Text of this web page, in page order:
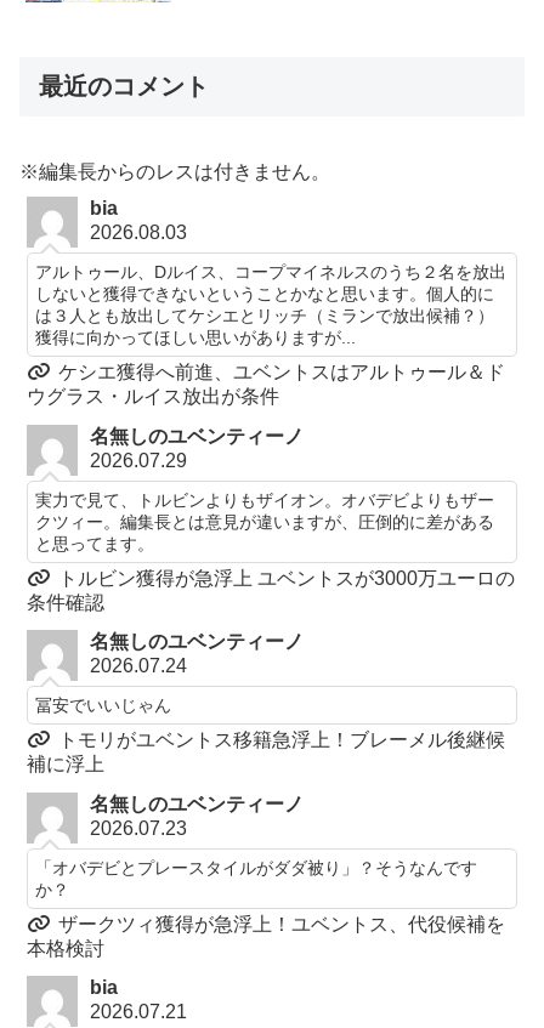
最近のコメント
※編集長からのレスは付きません。
bia
2026.08.03
アルトゥール、Dルイス、コープマイネルスのうち２名を放出
しないと獲得できないということかなと思います。個人的に
は３人とも放出してケシエとリッチ（ミランで放出候補？）
獲得に向かってほしい思いがありますが...
ケシエ獲得へ前進、ユベントスはアルトゥール＆ド
ウグラス・ルイス放出が条件
名無しのユベンティーノ
2026.07.29
実力で見て、トルビンよりもザイオン。オバデビよりもザー
クツィー。編集長とは意見が違いますが、圧倒的に差がある
と思ってます。
トルビン獲得が急浮上 ユベントスが3000万ユーロの
条件確認
名無しのユベンティーノ
2026.07.24
冨安でいいじゃん
トモリがユベントス移籍急浮上！ブレーメル後継候
補に浮上
名無しのユベンティーノ
2026.07.23
「オバデビとプレースタイルがダダ被り」？そうなんです
か？
ザークツィ獲得が急浮上！ユベントス、代役候補を
本格検討
bia
2026.07.21